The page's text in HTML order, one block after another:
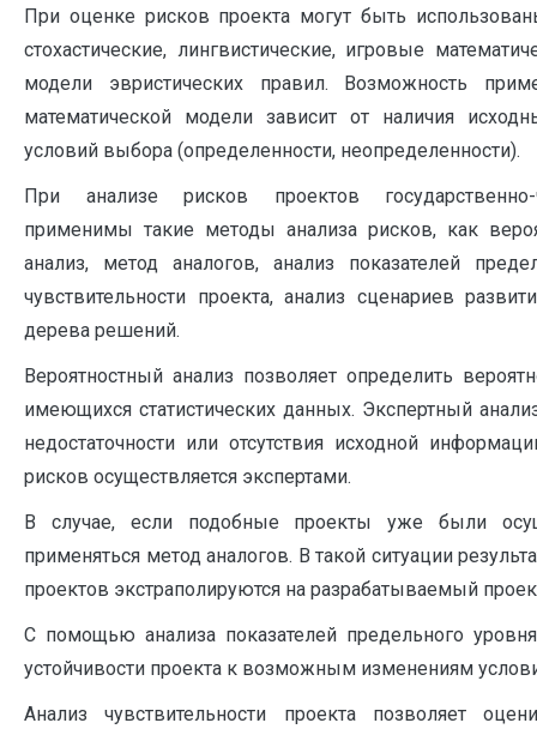
При оценке рисков проекта могут быть
стохастические, лингвистические, игровые
модели эвристических правил. Возможность
математической модели зависит от наличия
условий выбора (определенности, неопределенности).
При анализе рисков проектов государственно-
применимы такие методы анализа рисков, как
анализ, метод аналогов, анализ показателей
чувствительности проекта, анализ сценариев
дерева решений.
Вероятностный анализ позволяет определить
имеющихся статистических данных. Экспертный
недостаточности или отсутствия исходной
рисков осуществляется экспертами.
В случае, если подобные проекты уже были
применяться метод аналогов. В такой ситуации
проектов экстраполируются на разрабатываемый
С помощью анализа показателей предельного
устойчивости проекта к возможным изменениям
Анализ чувствительности проекта позволяет